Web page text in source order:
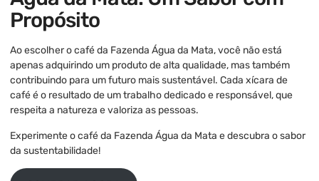
Propósito
Ao escolher o café da Fazenda Água da Mata, você não está
apenas adquirindo um produto de alta qualidade, mas também
contribuindo para um futuro mais sustentável. Cada xícara de
café é o resultado de um trabalho dedicado e responsável, que
respeita a natureza e valoriza as pessoas.
Experimente o café da Fazenda Água da Mata e descubra o sabor
da sustentabilidade!